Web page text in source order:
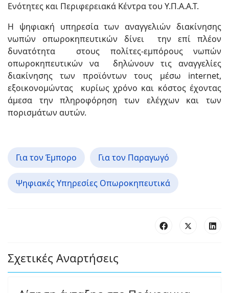
Ενότητες και Περιφερειακά Κέντρα του Υ.Π.Α.Α.Τ.
Η ψηφιακή υπηρεσία των αναγγελιών διακίνησης
νωπών οπωροκηπευτικών δίνει την επί πλέον
δυνατότητα στους πολίτες-εμπόρους νωπών
οπωροκηπευτικών να δηλώνουν τις αναγγελίες
διακίνησης των προϊόντων τους μέσω internet,
εξοικονομώντας κυρίως χρόνο και κόστος έχοντας
άμεσα την πληροφόρηση των ελέγχων και των
πορισμάτων αυτών.
Για τον Έμπορο Για τον Παραγωγό
Ψηφιακές Υπηρεσίες Οπωροκηπευτικά
Σχετικές Αναρτήσεις